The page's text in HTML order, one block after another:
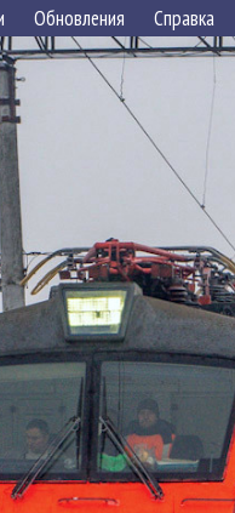
Обновления Справка